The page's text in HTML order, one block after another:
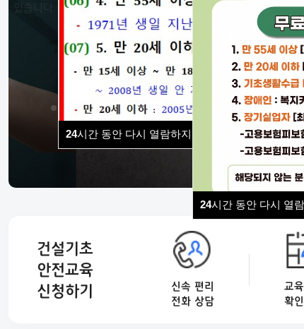
24시간 동안 다시 열람하지 않습니다.
24시간 동안 다시 열
개인 예약 시스템을 통해서 편리하게 온라인으로 당일
가능하며 취약계층을 위한 무료 교육도 있습니다.
건설기초
안전교육
신청하기
신속 편리
전화 상담
교
확